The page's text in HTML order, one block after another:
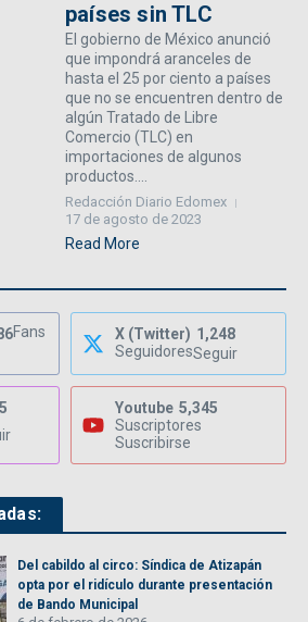
países sin TLC
El gobierno de México anunció
que impondrá aranceles de
hasta el 25 por ciento a países
que no se encuentren dentro de
algún Tratado de Libre
Comercio (TLC) en
importaciones de algunos
productos....
Redacción Diario Edomex
17 de agosto de 2023
Read More
Fans
X (Twitter) 1,248
SeguidoresSeguir
Youtube 5,345
Suscriptores
Suscribirse
Del cabildo al circo: Síndica de Atizapán
opta por el ridículo durante presentación
de Bando Municipal